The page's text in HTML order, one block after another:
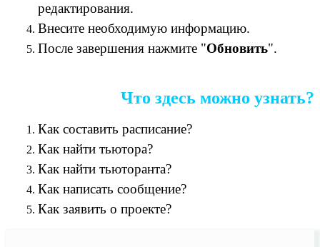
редактирования.
Внесите необходимую информацию.
После завершения нажмите "Обновить".
Что здесь можно узнать?
Как составить расписание?
Как найти тьютора?
Как найти тьюторанта?
Как написать сообщение?
Как заявить о проекте?